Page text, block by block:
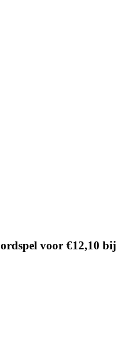
voor €12,10 bij